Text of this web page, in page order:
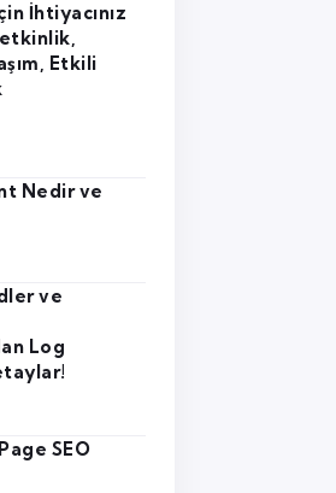
İhtiyacınız
Etkili
Nedir ve
ve
Log
SEO